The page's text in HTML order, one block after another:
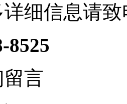
细信息请致
8525
言